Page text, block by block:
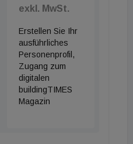
exkl. MwSt.
Erstellen Sie Ihr
ausführliches
Personenprofil,
Zugang zum
digitalen
buildingTIMES
Magazin